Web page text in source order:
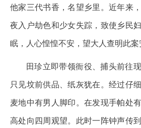
他家三代书香，名望乡里。近年来
夜入户劫色和少女失踪，致使乡民
眠，人心惶惶不安，望大人查明此案
田珍立即带领衙役、捕头前往
只见坟前供品、纸灰犹在。经过仔
麦地中有男人脚印。在发现手帕处
高处向四周观望。此时一阵钟声传